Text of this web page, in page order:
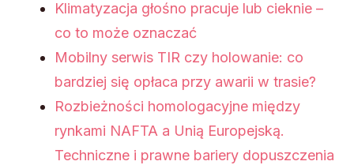
Klimatyzacja głośno pracuje lub cieknie –
co to może oznaczać
Mobilny serwis TIR czy holowanie: co
bardziej się opłaca przy awarii w trasie?
Rozbieżności homologacyjne między
rynkami NAFTA a Unią Europejską.
Techniczne i prawne bariery dopuszczenia